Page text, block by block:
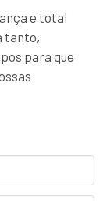
e total
tanto,
para que